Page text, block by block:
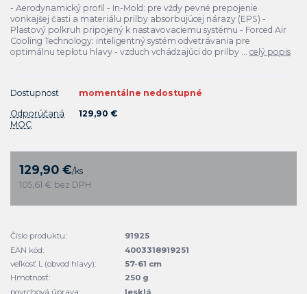
- Aerodynamický profil - In-Mold: pre vždy pevné prepojenie
vonkajšej časti a materiálu prilby absorbujúcej nárazy (EPS) -
Plastový polkruh pripojený k nastavovaciemu systému - Forced Air
Cooling Technology: inteligentný systém odvetrávania pre
optimálnu teplotu hlavy - vzduch vchádzajúci do prilby ... celý popis
Dostupnosť
momentálne nedostupné
Odporúčaná
MOC
129,90 €
129,90 €/ks
105,61 € bez DPH
Číslo produktu:
91925
EAN kód:
4003318919251
veľkosť L (obvod hlavy):
57-61 cm
Hmotnosť:
250 g
povrchová úprava:
lesklá